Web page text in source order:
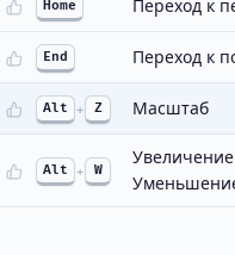
Home Переход к
End Переход к
Alt + Z Масштаб
Alt + W